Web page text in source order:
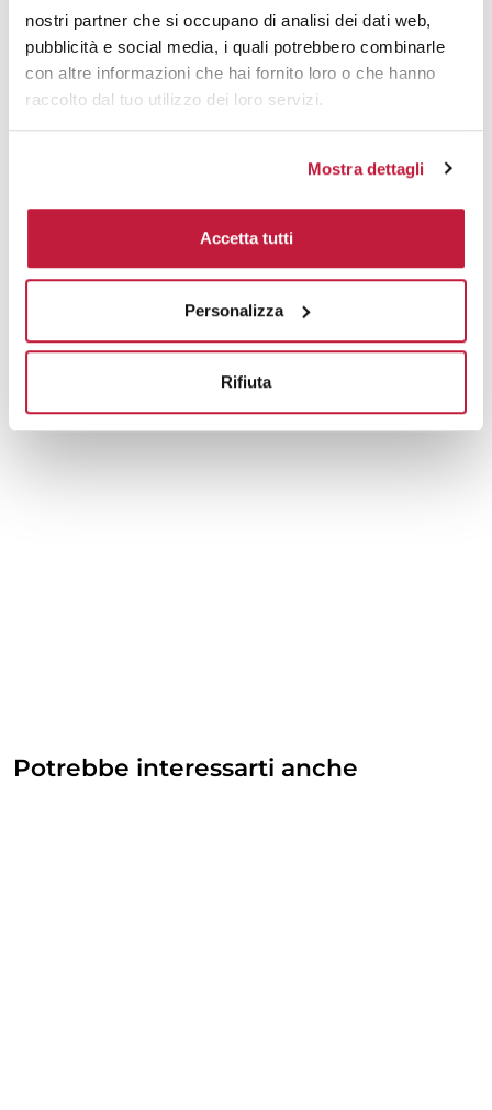
nostri partner che si occupano di analisi dei dati web,
pubblicità e social media, i quali potrebbero combinarle
con altre informazioni che hai fornito loro o che hanno
raccolto dal tuo utilizzo dei loro servizi.
Mostra dettagli
Accetta tutti
Personalizza
Rifiuta
Prodotti alternativi
Potrebbe interessarti anche